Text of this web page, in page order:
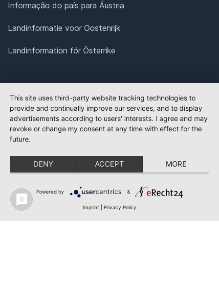
Informação do país para Áustria
Landinformatie voor Oostenrijk
Landinformation för Österrike
This site uses third-party website tracking technologies to
provide and continually improve our services, and to display
advertisements according to users' interests. I agree and may
revoke or change my consent at any time with effect for the
future.
DENY ACCEPT MORE
Powered by &
Imprint Privacy Policy